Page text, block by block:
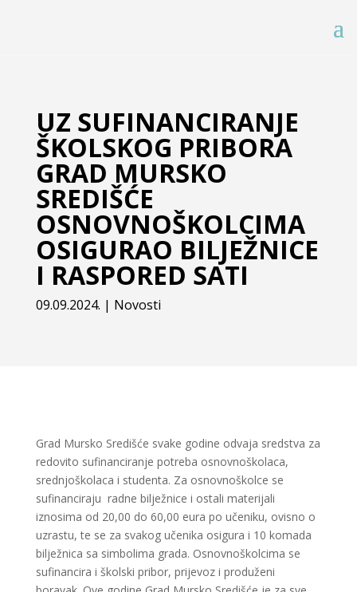
UZ SUFINANCIRANJE
ŠKOLSKOG PRIBORA
GRAD MURSKO
SREDIŠĆE
OSNOVNOŠKOLCIMA
OSIGURAO BILJEŽNICE
I RASPORED SATI
09.09.2024. | Novosti
Grad Mursko Središće svake godine odvaja sredstva za
redovito sufinanciranje potreba osnovnoškolaca,
srednjoškolaca i studenta. Za osnovnoškolce se
sufinanciraju radne bilježnice i ostali materijali
iznosima od 20,00 do 60,00 eura po učeniku, ovisno o
uzrastu, te se za svakog učenika osigura i 10 komada
bilježnica sa simbolima grada. Osnovnoškolcima se
sufinancira i školski pribor, prijevoz i produženi